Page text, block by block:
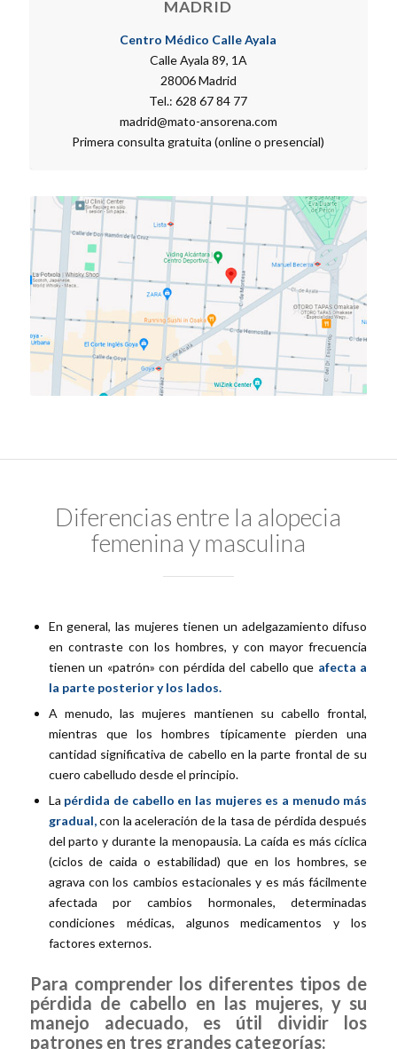
MADRID
Centro Médico Calle Ayala
Calle Ayala 89, 1A
28006 Madrid
Tel.: 628 67 84 77
madrid@mato-ansorena.com
Primera consulta gratuita (online o presencial)
Diferencias entre la alopecia
femenina y masculina
En general, las mujeres tienen un adelgazamiento difuso
en contraste con los hombres, y con mayor frecuencia
tienen un «patrón» con pérdida del cabello que afecta a
la parte posterior y los lados.
A menudo, las mujeres mantienen su cabello frontal,
mientras que los hombres típicamente pierden una
cantidad significativa de cabello en la parte frontal de su
cuero cabelludo desde el principio.
La pérdida de cabello en las mujeres es a menudo más
gradual,con la aceleración de la tasa de pérdida después
del parto y durante la menopausia. La caída es más cíclica
(ciclos de caida o estabilidad) que en los hombres, se
agrava con los cambios estacionales y es más fácilmente
afectada por cambios hormonales, determinadas
condiciones médicas, algunos medicamentos y los
factores externos.
Para comprender los diferentes tipos de
pérdida de cabello en las mujeres, y su
manejo adecuado, es útil dividir los
patrones en tres grandes categorías: